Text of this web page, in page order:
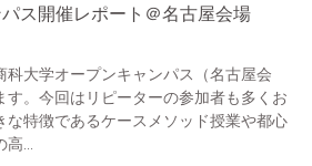
ス開催レポート＠名古屋会場
科大学オープンキャンパス（名古屋会
す。今回はリピーターの参加者も多くお
な特徴であるケースメソッド授業や都心
...